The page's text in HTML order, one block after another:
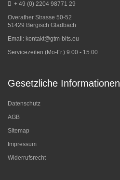
+ 49 (0) 2204 98771 29
Overather Strasse 50-52
51429 Bergisch Gladbach
Email: kontakt@gtm-bits.eu
Servicezeiten (Mo-Fr.) 9:00 - 15:00
Gesetzliche Informationen
Datenschutz
AGB
Sitemap
Impressum
Widerrufsrecht